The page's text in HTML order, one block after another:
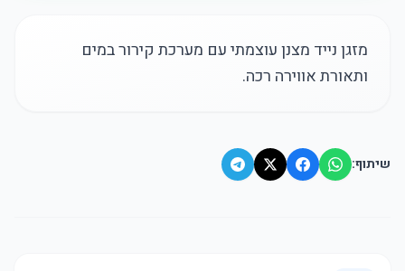
מזגן נייד מצנן עוצמתי עם מערכת קירור במים
ותאורת אווירה רכה​.
שיתוף: